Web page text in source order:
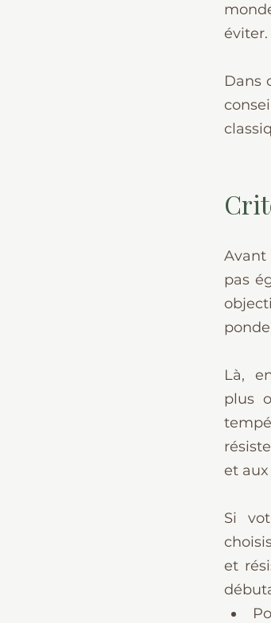
éviter.
Dans
Avant
pas
Là,
plus
et
Si
et